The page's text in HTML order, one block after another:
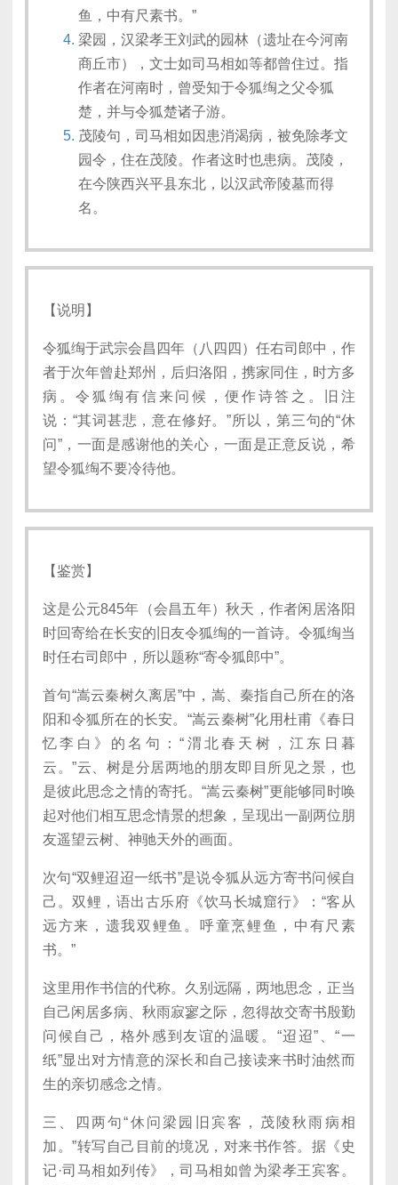
鱼，中有尺素书。”
梁园，汉梁孝王刘武的园林（遗址在今河南
商丘市），文士如司马相如等都曾住过。指
作者在河南时，曾受知于令狐绹之父令狐
楚，并与令狐楚诸子游。
茂陵句，司马相如因患消渴病，被免除孝文
园令，住在茂陵。作者这时也患病。茂陵，
在今陕西兴平县东北，以汉武帝陵墓而得
名。
【说明】
令狐绹于武宗会昌四年（八四四）任右司郎中，作
者于次年曾赴郑州，后归洛阳，携家同住，时方多
病。令狐绹有信来问候，便作诗答之。旧注
说：“其词甚悲，意在修好。”所以，第三句的“休
问”，一面是感谢他的关心，一面是正意反说，希
望令狐绹不要冷待他。
【鉴赏】
这是公元845年（会昌五年）秋天，作者闲居洛阳
时回寄给在长安的旧友令狐绹的一首诗。令狐绹当
时任右司郎中，所以题称“寄令狐郎中”。
首句“嵩云秦树久离居”中，嵩、秦指自己所在的洛
阳和令狐所在的长安。“嵩云秦树”化用杜甫《春日
忆李白》的名句：“渭北春天树，江东日暮
云。”云、树是分居两地的朋友即目所见之景，也
是彼此思念之情的寄托。“嵩云秦树”更能够同时唤
起对他们相互思念情景的想象，呈现出一副两位朋
友遥望云树、神驰天外的画面。
次句“双鲤迢迢一纸书”是说令狐从远方寄书问候自
己。双鲤，语出古乐府《饮马长城窟行》：“客从
远方来，遗我双鲤鱼。呼童烹鲤鱼，中有尺素
书。”
这里用作书信的代称。久别远隔，两地思念，正当
自己闲居多病、秋雨寂寥之际，忽得故交寄书殷勤
问候自己，格外感到友谊的温暖。“迢迢”、“一
纸”显出对方情意的深长和自己接读来书时油然而
生的亲切感念之情。
三、四两句“休问梁园旧宾客，茂陵秋雨病相
加。”转写自己目前的境况，对来书作答。据《史
记·司马相如列传》，司马相如曾为梁孝王宾客。